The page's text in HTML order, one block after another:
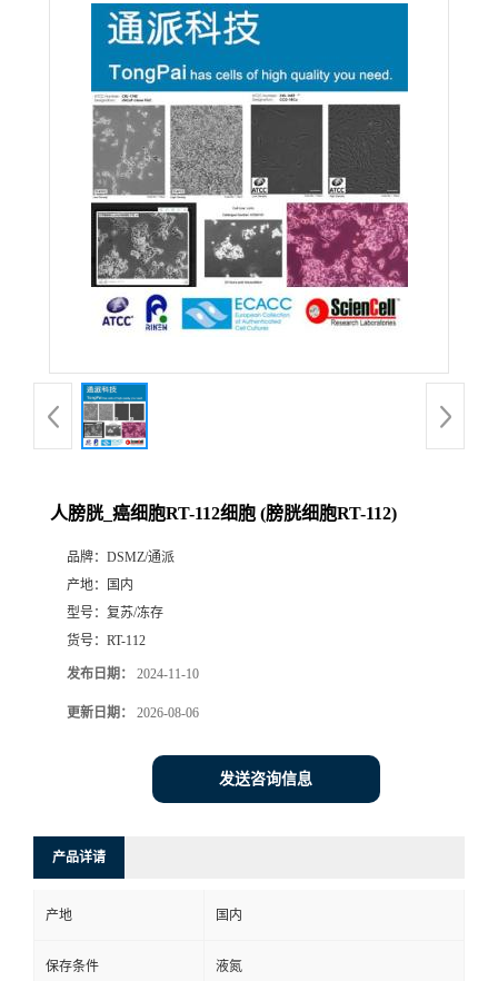
人膀胱_癌细胞RT-112细胞 (膀胱细胞RT-112)
品牌： DSMZ/通派
产地：
国内
型号： 复苏/冻存
货号： RT-112
发布日期： 2024-11-10
更新日期： 2026-08-06
发送咨询信息
产品详请
产地 国内
保存条件 液氮